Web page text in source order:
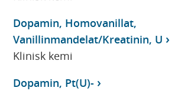
Dopamin, Homovanillat,
Vanillinmandelat/Kreatinin, U
Klinisk kemi
Dopamin, Pt(U)-